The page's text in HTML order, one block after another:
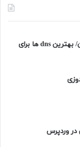
بهترین DNS های پرسرعت و رایگان برای ایران/ بهترین dns ها برای
وردپرس